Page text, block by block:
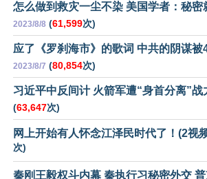
怎么做到救灾一尘不染 美国学者：秘密
2023/8/8 (61,599次)
应了《罗刹海市》的歌词 中共的阴谋被
2023/8/7 (80,854次)
习近平中反间计 火箭军遭“身首分离”战
(63,647次)
网上开始有人怀念江泽民时代了！(2视
次)
秦刚王毅权斗内幕 秦执行习秘密外交